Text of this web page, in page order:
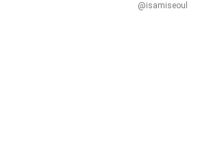
@isamiseoul